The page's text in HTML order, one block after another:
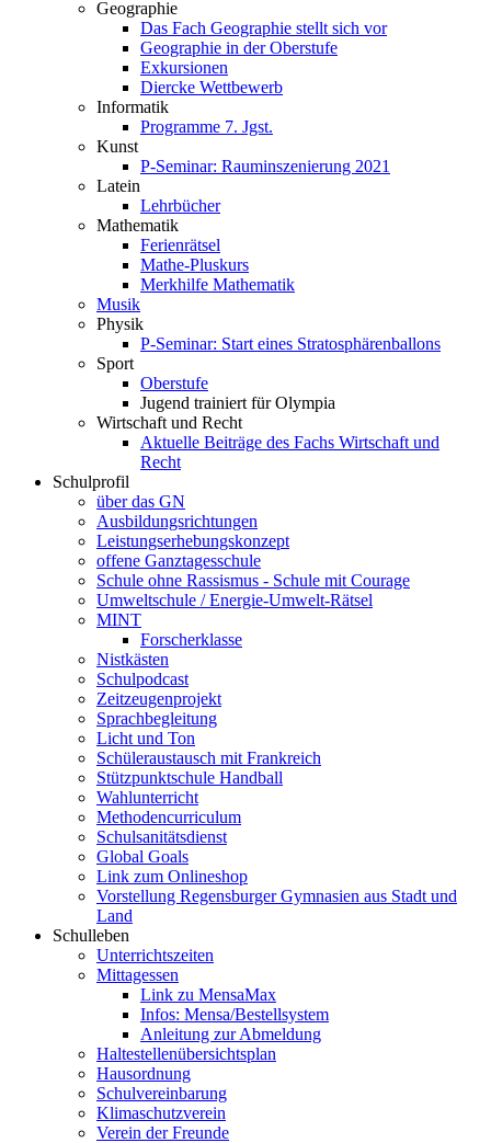
Geographie
Das Fach Geographie stellt sich vor
Geographie in der Oberstufe
Exkursionen
Diercke Wettbewerb
Informatik
Programme 7. Jgst.
Kunst
P-Seminar: Rauminszenierung 2021
Latein
Lehrbücher
Mathematik
Ferienrätsel
Mathe-Pluskurs
Merkhilfe Mathematik
Musik
Physik
P-Seminar: Start eines Stratosphärenballons
Sport
Oberstufe
Jugend trainiert für Olympia
Wirtschaft und Recht
Aktuelle Beiträge des Fachs Wirtschaft und
Recht
Schulprofil
über das GN
Ausbildungsrichtungen
Leistungserhebungskonzept
offene Ganztagesschule
Schule ohne Rassismus - Schule mit Courage
Umweltschule / Energie-Umwelt-Rätsel
MINT
Forscherklasse
Nistkästen
Schulpodcast
Zeitzeugenprojekt
Sprachbegleitung
Licht und Ton
Schüleraustausch mit Frankreich
Stützpunktschule Handball
Wahlunterricht
Methodencurriculum
Schulsanitätsdienst
Global Goals
Link zum Onlineshop
Vorstellung Regensburger Gymnasien aus Stadt und
Land
Schulleben
Unterrichtszeiten
Mittagessen
Link zu MensaMax
Infos: Mensa/Bestellsystem
Anleitung zur Abmeldung
Haltestellenübersichtsplan
Hausordnung
Schulvereinbarung
Klimaschutzverein
Verein der Freunde